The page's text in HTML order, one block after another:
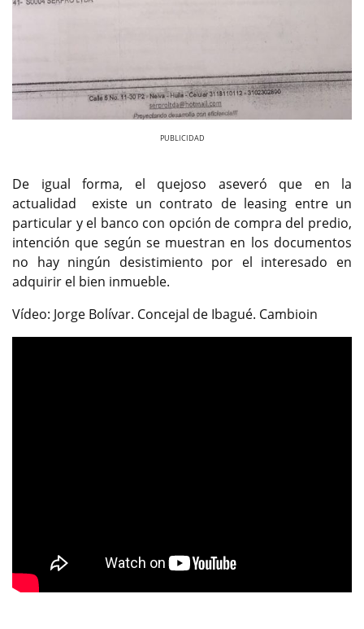
De igual forma, el quejoso aseveró que en la
actualidad existe un contrato de leasing entre un
particular y el banco con opción de compra del predio,
intención que según se muestran en los documentos
no hay ningún desistimiento por el interesado en
adquirir el bien inmueble.
Vídeo: Jorge Bolívar. Concejal de Ibagué. Cambioin